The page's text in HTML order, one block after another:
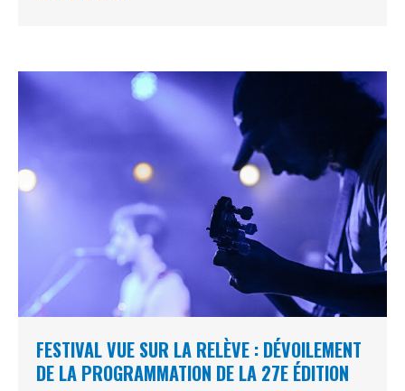
FESTIVAL VUE SUR LA RELÈVE : DÉVOILEMENT
DE LA PROGRAMMATION DE LA 27E ÉDITION